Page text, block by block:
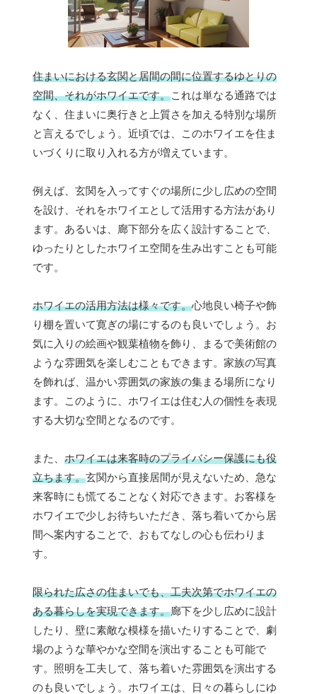
住まいにおける玄関と居間の間に位置するゆとりの
空間、それがホワイエです。これは単なる通路では
なく、住まいに奥行きと上質さを加える特別な場所
と言えるでしょう。近頃では、このホワイエを住ま
いづくりに取り入れる方が増えています。
例えば、玄関を入ってすぐの場所に少し広めの空間
を設け、それをホワイエとして活用する方法があり
ます。あるいは、廊下部分を広く設計することで、
ゆったりとしたホワイエ空間を生み出すことも可能
です。
ホワイエの活用方法は様々です。心地良い椅子や飾
り棚を置いて寛ぎの場にするのも良いでしょう。お
気に入りの絵画や観葉植物を飾り、まるで美術館の
ような雰囲気を楽しむこともできます。家族の写真
を飾れば、温かい雰囲気の家族の集まる場所になり
ます。このように、ホワイエは住む人の個性を表現
する大切な空間となるのです。
また、 ホワイエは来客時のプライバシー保護にも役
立ちます。玄関から直接居間が見えないため、急な
来客時にも慌てることなく対応できます。お客様を
ホワイエで少しお待ちいただき、落ち着いてから居
間へ案内することで、おもてなしの心も伝わりま
す。
限られた広さの住まいでも、工夫次第でホワイエの
ある暮らしを実現できます。廊下を少し広めに設計
したり、壁に素敵な模様を描いたりすることで、劇
場のような華やかな空間を演出することも可能で
す。照明を工夫して、落ち着いた雰囲気を演出する
のも良いでしょう。ホワイエは、日々の暮らしにゆ